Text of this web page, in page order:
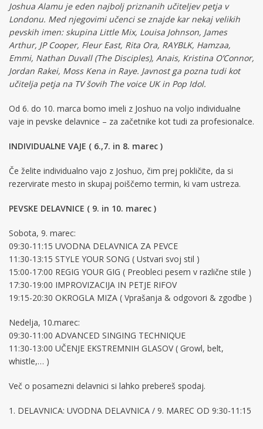
Joshua Alamu je eden najbolj priznanih učiteljev petja v
Londonu. Med njegovimi učenci se znajde kar nekaj velikih
pevskih imen: skupina Little Mix, Louisa Johnson, James
Arthur, JP Cooper, Fleur East, Rita Ora, RAYBLK, Hamzaa,
Emmi, Nathan Duvall (The Disciples), Anais, Kristina O’Connor,
Jordan Rakei, Moss Kena in Raye. Javnost ga pozna tudi kot
učitelja petja na TV šovih The voice UK in Pop Idol.
Od 6. do 10. marca bomo imeli z Joshuo na voljo individualne
vaje in pevske delavnice – za začetnike kot tudi za profesionalce.
INDIVIDUALNE VAJE ( 6.,7. in 8. marec )
Če želite individualno vajo z Joshuo, čim prej pokličite, da si
rezervirate mesto in skupaj poiščemo termin, ki vam ustreza.
PEVSKE DELAVNICE ( 9. in 10. marec )
Sobota, 9. marec:
09:30-11:15 UVODNA DELAVNICA ZA PEVCE
11:30-13:15 STYLE YOUR SONG ( Ustvari svoj stil )
15:00-17:00 REGIG YOUR GIG ( Preobleci pesem v različne stile )
17:30-19:00 IMPROVIZACIJA IN PETJE RIFOV
19:15-20:30 OKROGLA MIZA ( Vprašanja & odgovori & zgodbe )
Nedelja, 10.marec:
09:30-11:00 ADVANCED SINGING TECHNIQUE
11:30-13:00 UČENJE EKSTREMNIH GLASOV ( Growl, belt,
whistle,… )
Več o posamezni delavnici si lahko prebereš spodaj.
1. DELAVNICA: UVODNA DELAVNICA / 9. MAREC OD 9:30-11:15